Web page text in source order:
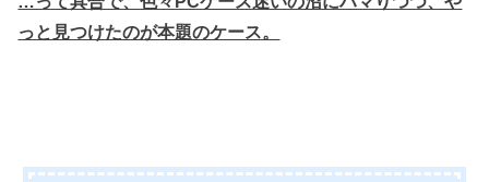
っと見つけたのが本題のケース。